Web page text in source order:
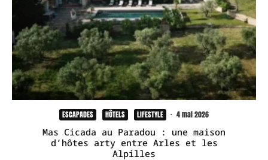
ESCAPADES HÔTELS LIFESTYLE · 4 mai 2026
Mas Cicada au Paradou : une maison
d’hôtes arty entre Arles et les
Alpilles